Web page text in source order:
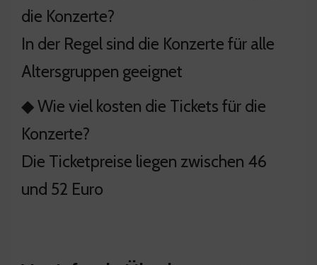
die Konzerte?
In der Regel sind die Konzerte für alle
Altersgruppen geeignet
◆ Wie viel kosten die Tickets für die
Konzerte?
Die Ticketpreise liegen zwischen 46
und 52 Euro